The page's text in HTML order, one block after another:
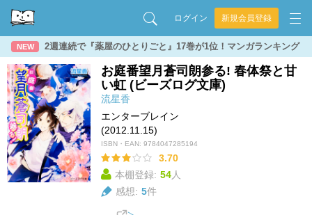
ログイン 新規会員登録
NEW 2週連続で『薬屋のひとりごと』17巻が1位！マンガランキング
お庭番望月蒼司朗参る! 春体祭と甘
い虹 (ビーズログ文庫)
流星香
エンターブレイン
(2012.11.15)
ISBN・EAN: 9784047285194
3.70
本棚登録: 54人
感想: 5件